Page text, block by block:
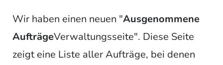
Wir haben einen neuen "Ausgenommene
AufträgeVerwaltungsseite". Diese Seite
zeigt eine Liste aller Aufträge, bei denen